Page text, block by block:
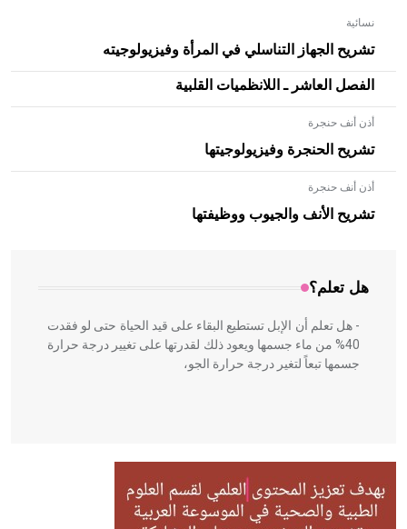
نسائية
تشريح الجهاز التناسلي في المرأة وفيزيولوجيته
الفصل العاشر ـ اللانظميات القلبية
أذن أنف حنجرة
تشريح الحنجرة وفيزيولوجيتها
أذن أنف حنجرة
تشريح الأنف والجيوب ووظيفتها
هل تعلم؟
- هل تعلم أن الأبلق نوع من الفنون الهندسية التي ارتبطت
بالعمارة الإسلامية في بلاد الشام ومصر خاصة، حيث يحرص
المعمار على بناء مداميكه وخاصة في الواجهات
- هل تعلم أن الإبل تستطيع البقاء على قيد الحياة حتى لو فقدت
40% من ماء جسمها ويعود ذلك لقدرتها على تغيير درجة حرارة
جسمها تبعاً لتغير درجة حرارة الجو،
- هل تعلم أن أبقراط كتب في الطب أربعة مؤلفات هي:
الحكم، الأدلة، تنظيم التغذية، ورسالته في جروح الرأس. ويعود
له الفضل بأنه حرر الطب من الدين والفلسفة.